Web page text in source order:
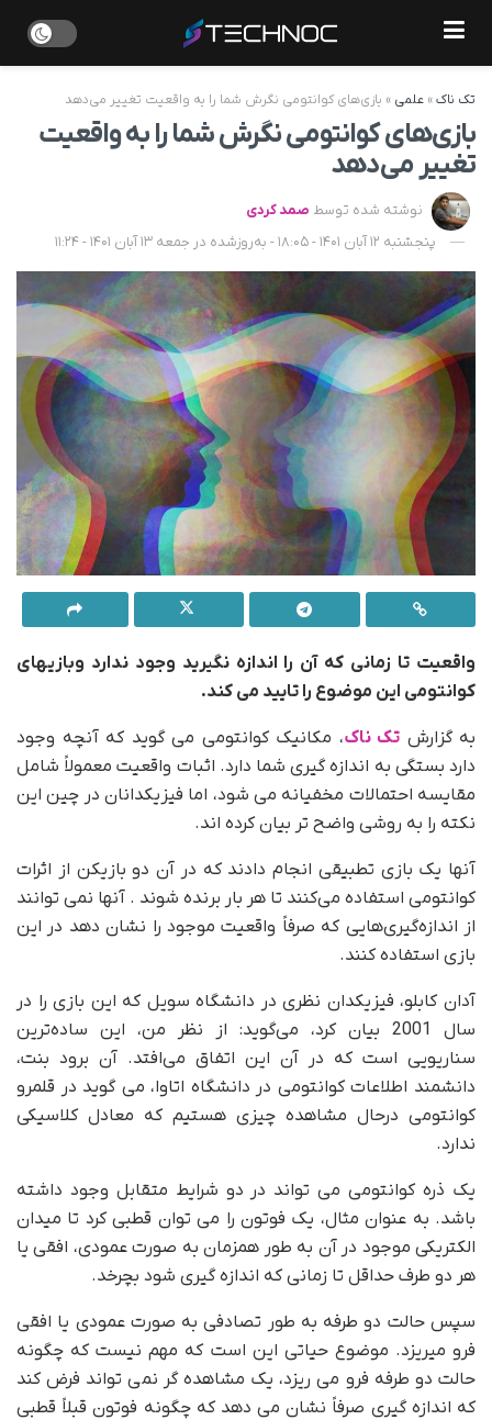
تک ناک» علمی » بازی‌های کوانتومی نگرش شما را به واقعیت تغییر می‌دهد
بازی‌های کوانتومی نگرش شما را به واقعیت
تغییر می‌دهد
نوشته شده توسط صمد کردی
پنجشنبه 12 آبان 1401 - 18:05 - به‌روزشده در جمعه 13 آبان 1401 - 11:24
واقعیت تا زمانی که آن را اندازه نگیرید وجود ندارد وبازیهای
کوانتومی این موضوع را تایید می کند.
به گزارش تک ناک، مکانیک کوانتومی می گوید که آنچه وجود
دارد بستگی به اندازه گیری شما دارد. اثبات واقعیت معمولاً شامل
مقایسه احتمالات مخفیانه می شود، اما فیزیکدانان در چین این
نکته را به روشی واضح تر بیان کرده اند.
آنها یک بازی تطبیقی انجام دادند که در آن دو بازیکن از اثرات
کوانتومی استفاده می‌کنند تا هر بار برنده شوند . آنها نمی توانند
از اندازه‌گیری‌هایی که صرفاً واقعیت موجود را نشان دهد در این
بازی استفاده کنند.
آدان کابلو، فیزیکدان نظری در دانشگاه سویل که این بازی را در
سال 2001 بیان کرد، می‌گوید: از نظر من، این ساده‌ترین
سناریویی است که در آن این اتفاق می‌افتد. آن برود بنت،
دانشمند اطلاعات کوانتومی در دانشگاه اتاوا، می گوید در قلمرو
کوانتومی درحال مشاهده چیزی هستیم که معادل کلاسیکی
ندارد.
یک ذره کوانتومی می تواند در دو شرایط متقابل وجود داشته
باشد. به عنوان مثال، یک فوتون را می توان قطبی کرد تا میدان
الکتریکی موجود در آن به طور همزمان به صورت عمودی، افقی یا
هر دو طرف حداقل تا زمانی که اندازه گیری شود بچرخد.
سپس حالت دو طرفه به طور تصادفی به صورت عمودی یا افقی
فرو میریزد. موضوع حیاتی این است که مهم نیست که چگونه
حالت دو طرفه فرو می ریزد، یک مشاهده گر نمی تواند فرض کند
که اندازه گیری صرفاً نشان می دهد که چگونه فوتون قبلاً قطبی